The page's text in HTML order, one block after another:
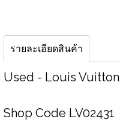
รายละเอียดสินค้า
Used -​ Louis​
Shop Code​ LV02431